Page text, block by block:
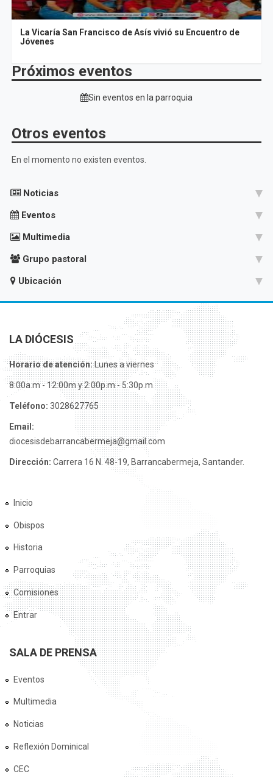
La Vicaría San Francisco de Asís vivió su Encuentro de
Jóvenes
Próximos eventos
Sin eventos en la parroquia
Otros eventos
En el momento no existen eventos.
Noticias
Eventos
Multimedia
Grupo pastoral
Ubicación
LA DIÓCESIS
Horario de atención:Lunes a viernes
8:00a.m - 12:00m y 2:00p.m - 5:30p.m
Teléfono: 3028627765
Email:
diocesisdebarrancabermeja@gmail.com
Dirección: Carrera 16 N. 48-19, Barrancabermeja, Santander.
Inicio
Obispos
Historia
Parroquias
Comisiones
Entrar
SALA DE PRENSA
Eventos
Multimedia
Noticias
Reflexión Dominical
CEC